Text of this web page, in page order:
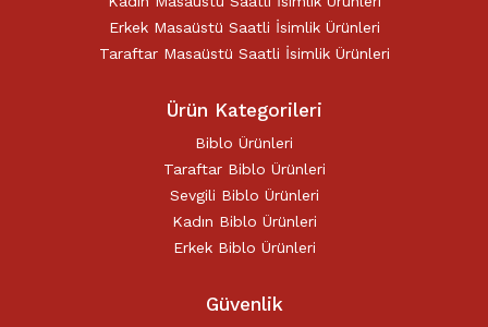
Erkek Masaüstü Saatli İsimlik Ürünleri
Taraftar Masaüstü Saatli İsimlik Ürünleri
Ürün Kategorileri
Biblo Ürünleri
Taraftar Biblo Ürünleri
Sevgili Biblo Ürünleri
Kadın Biblo Ürünleri
Erkek Biblo Ürünleri
Güvenlik